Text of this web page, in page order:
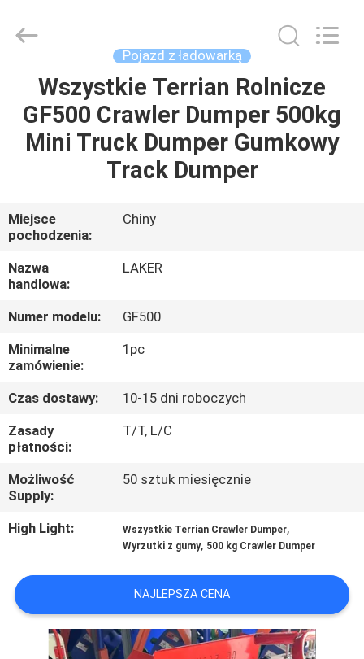
DOM
PRODUKTY
NAS
WYCIECZKA
PO
FABRYCE
KONTROLA
JAKOŚCI
SKONTAKTUJ
SIĘ
NAMI
AKTUALNOŚCI
SITEMAP
AUTOPARTS
CO.,LIMITED.
Pojazd z ładowarką
Wszystkie Terrian Rolnicze
GF500 Crawler Dumper 500kg
Mini Truck Dumper Gumkowy
Track Dumper
Miejsce
pochodzenia:
Chiny
Nazwa
handlowa:
LAKER
Numer modelu:
GF500
Minimalne
zamówienie:
1pc
Czas dostawy:
10-15 dni roboczych
Zasady
płatności:
T/T, L/C
Możliwość
Supply:
50 sztuk miesięcznie
High Light: Wszystkie Terrian Crawler Dumper,
Wyrzutki z gumy, 500 kg Crawler Dumper
NAJLEPSZA CENA